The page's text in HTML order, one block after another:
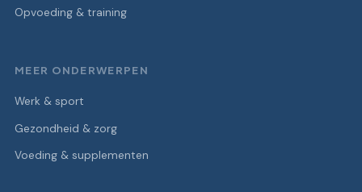
Opvoeding & training
MEER ONDERWERPEN
Werk & sport
Gezondheid & zorg
Voeding & supplementen